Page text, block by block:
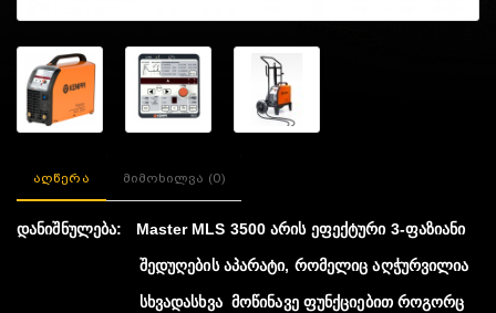
აღწერა მიმოხილვა (0)
დანიშნულება: Master MLS 3500 არის ეფექტური 3-ფაზიანი
შედუღების აპარატი, რომელიც აღჭურვილია
სხვადასხვა მოწინავე ფუნქციებით როგორც